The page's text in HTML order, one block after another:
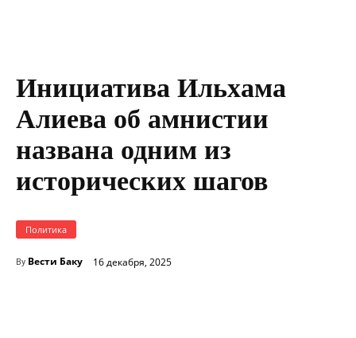
Инициатива Ильхама
Алиева об амнистии
названа одним из
исторических шагов
Политика
By Вести Баку 16 декабря, 2025